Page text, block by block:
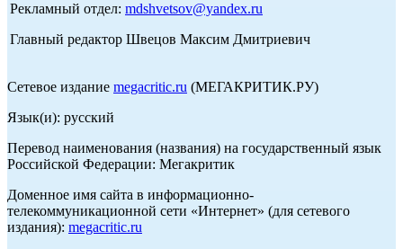
Рекламный отдел: mdshvetsov@yandex.ru
Главный редактор Швецов Максим Дмитриевич
Сетевое издание megacritic.ru (МЕГАКРИТИК.РУ)
Язык(и): русский
Перевод наименования (названия) на государственный язык
Российской Федерации: Мегакритик
Доменное имя сайта в информационно-
телекоммуникационной сети «Интернет» (для сетевого
издания): megacritic.ru